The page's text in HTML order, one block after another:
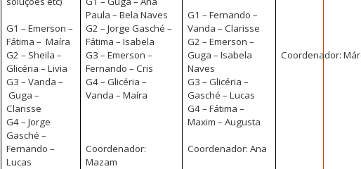
G1 – Emerson –
Fátima – Maíra
G2 – Sheila –
Glicéria – Livia
G3 – Vanda –
Guga –
Clarisse
G4 – Jorge
Gasché –
Fernando –
Lucas
Paula – Bela Naves
G2 – Jorge Gasché –
Fátima – Isabela
G3 – Emerson –
Fernando – Cris
G4 – Glicéria –
Vanda – Maíra
Coordenador:
Mazam
G1 – Fernando –
Vanda – Clarisse
G2 – Emerson –
Guga – Isabela
Naves
G3 – Glicéria –
Gasché – Lucas
G4 – Fátima –
Maxim – Augusta
Coordenador: Ana
Coordenador: